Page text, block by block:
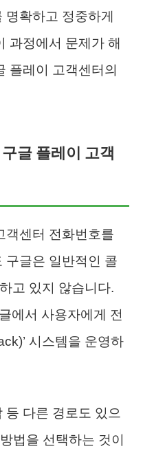
명확하고 정중하게
과정에서 문제가 해
플레이 고객센터의
글 플레이 고객
객센터 전화번호를
구글은 일반적인 콜
고 있지 않습니다.
에서 사용자에게 전
시스템을 운영하
등 다른 경로도 있으
법을 선택하는 것이